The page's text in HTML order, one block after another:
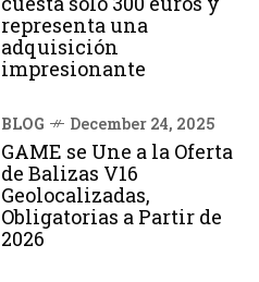
representa una
adquisición
impresionante
BLOG December 24, 2025
GAME se Une a la Oferta
de Balizas V16
Geolocalizadas,
Obligatorias a Partir de
2026